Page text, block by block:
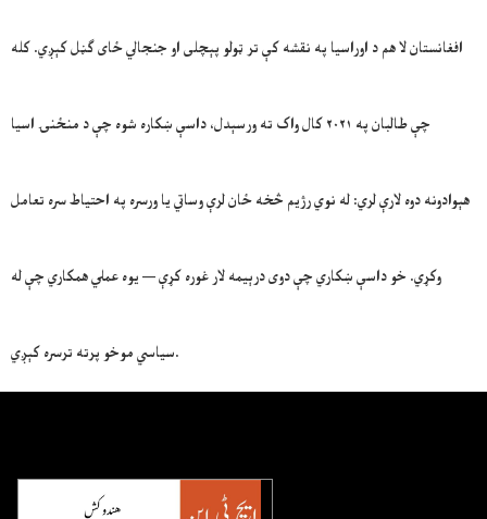
افغانستان لا هم د اوراسیا په نقشه کې تر ټولو پېچلی او جنجالي ځای ګڼل کېږي. کله
چې طالبان په ۲۰۲۱ کال واک ته ورسېدل، داسې ښکاره شوه چې د منځنۍ اسیا
هېوادونه دوه لارې لري: له نوي رژیم څخه ځان لرې وساتي یا ورسره په احتیاط سره تعامل
وکړي. خو داسې ښکاري چې دوی درېیمه لار غوره کړې — یوه عملي همکاري چې له
سیاسي موخو پرته ترسره کېږي.